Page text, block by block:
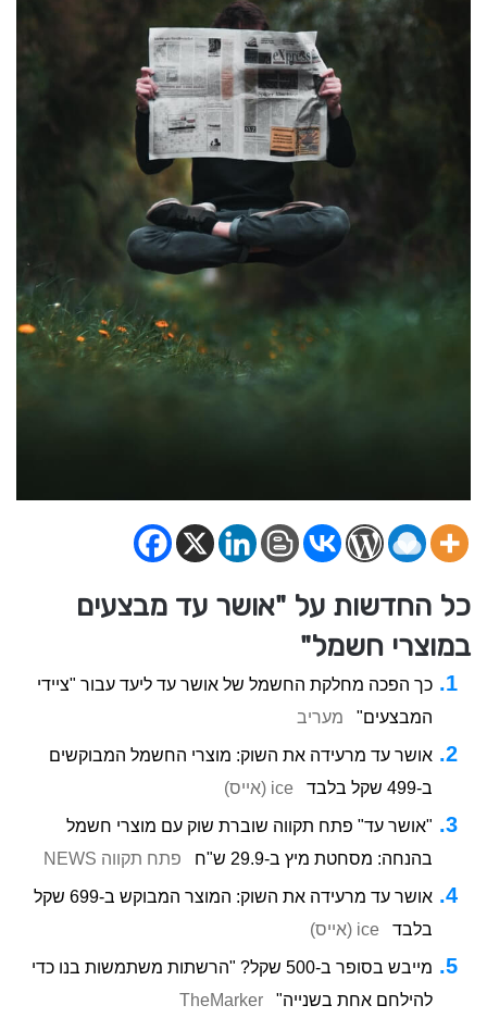
כל החדשות על "אושר עד מבצעים
במוצרי חשמל"
כך הפכה מחלקת החשמל של אושר עד ליעד עבור "ציידי
המבצעים"
מעריב
אושר עד מרעידה את השוק: מוצרי החשמל המבוקשים
ב-499 שקל בלבד
ice (אייס)
"אושר עד" פתח תקווה שוברת שוק עם מוצרי חשמל
בהנחה: מסחטת מיץ ב-29.9 ש"ח
פתח תקווה NEWS
אושר עד מרעידה את השוק: המוצר המבוקש ב-699 שקל
בלבד
ice (אייס)
מייבש בסופר ב-500 שקל? "הרשתות משתמשות בנו כדי
להילחם אחת בשנייה"
TheMarker